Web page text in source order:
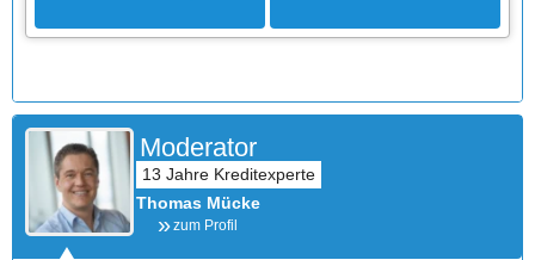
Moderator
Thomas Mücke
zum Profil